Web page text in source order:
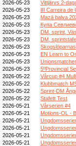
2026-05-23
Vittjärvs 2-
2026-05-23
III Carreira de
2026-05-23
Mazā balva
2026-05-23
Купа
2026-05-23
DM, sprint,
2026-05-23
DM,
2026-05-23
2026-05-23
EN Learn to
2026-05-23
2026-05-23
5ºProvincial
2026-05-22
Vårcup #4
2026-05-22
Klubbmatch
2026-05-22
Sprint-DM
2026-05-22
Stafett Test
2026-05-21
Vårserien #4
2026-05-21
Motions-OL -
2026-05-21
2026-05-21
2026-05-21
2026-05-21